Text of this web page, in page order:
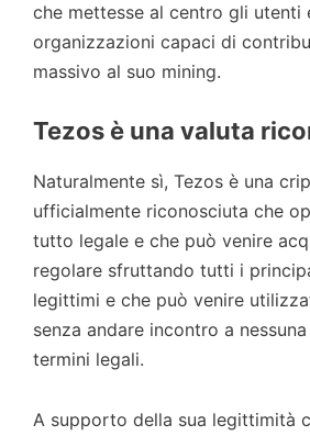
che mettesse al centro gli utenti
organizzazioni capaci di
massivo al suo mining.
Tezos è una valuta
Naturalmente sì, Tezos è una
ufficialmente riconosciuta che
tutto legale e che può venire
regolare sfruttando tutti i
legittimi e che può venire
senza andare incontro a
termini legali.
A supporto della sua legittimità